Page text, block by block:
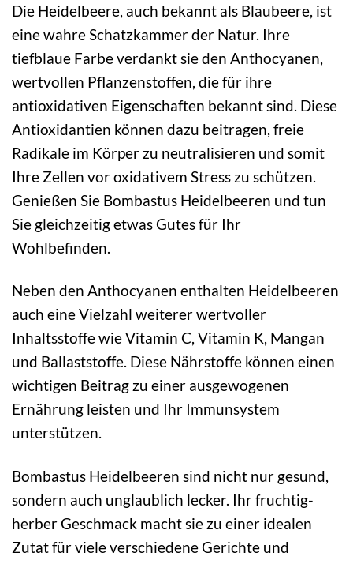
Die Heidelbeere, auch bekannt als Blaubeere, ist
eine wahre Schatzkammer der Natur. Ihre
tiefblaue Farbe verdankt sie den Anthocyanen,
wertvollen Pflanzenstoffen, die für ihre
antioxidativen Eigenschaften bekannt sind. Diese
Antioxidantien können dazu beitragen, freie
Radikale im Körper zu neutralisieren und somit
Ihre Zellen vor oxidativem Stress zu schützen.
Genießen Sie Bombastus Heidelbeeren und tun
Sie gleichzeitig etwas Gutes für Ihr
Wohlbefinden.
Neben den Anthocyanen enthalten Heidelbeeren
auch eine Vielzahl weiterer wertvoller
Inhaltsstoffe wie Vitamin C, Vitamin K, Mangan
und Ballaststoffe. Diese Nährstoffe können einen
wichtigen Beitrag zu einer ausgewogenen
Ernährung leisten und Ihr Immunsystem
unterstützen.
Bombastus Heidelbeeren sind nicht nur gesund,
sondern auch unglaublich lecker. Ihr fruchtig-
herber Geschmack macht sie zu einer idealen
Zutat für viele verschiedene Gerichte und